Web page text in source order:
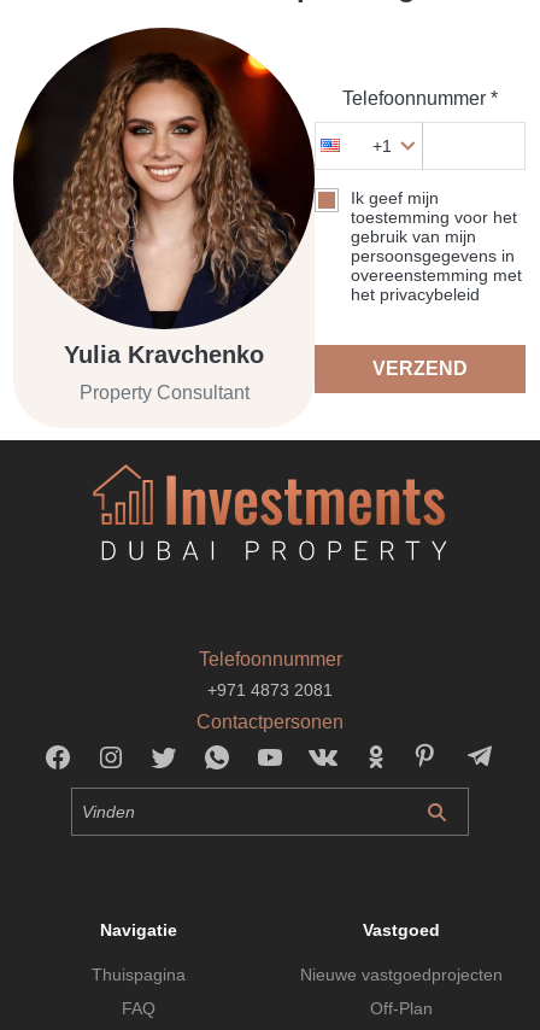
Yulia Kravchenko
Property Consultant
Telefoonnummer *
+1
Ik geef mijn
toestemming voor het
gebruik van mijn
persoonsgegevens in
overeenstemming met
het privacybeleid
VERZEND
Telefoonnummer
+971 4873 2081
Contactpersonen
Navigatie
Thuispagina
FAQ
Vastgoed
Nieuwe vastgoedprojecten
Off-Plan